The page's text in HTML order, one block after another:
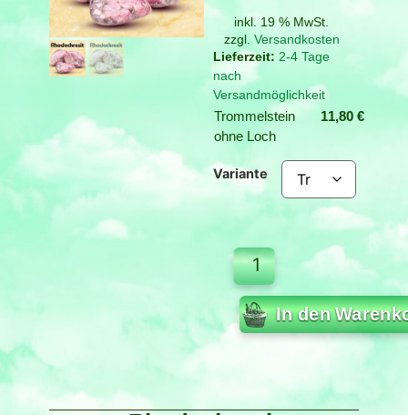
inkl. 19 % MwSt.
zzgl. Versandkosten
2-4 Tage
nach
Versandmöglichkeit
Trommelstein
ohne Loch
11,80 €
Variante
In den